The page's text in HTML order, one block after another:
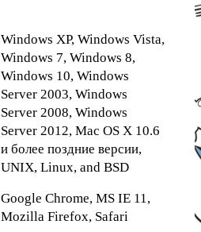
Windows XP, Windows Vista,
Windows 7, Windows 8,
Windows 10, Windows
Server 2003, Windows
Server 2008, Windows
Server 2012, Mac OS X 10.6
и более поздние версии,
UNIX, Linux, and BSD
Google Chrome, MS IE 11,
Mozilla Firefox, Safari